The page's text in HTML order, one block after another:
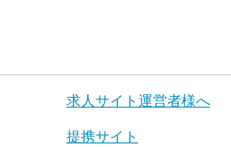
求人サイト運営者様へ
提携サイト